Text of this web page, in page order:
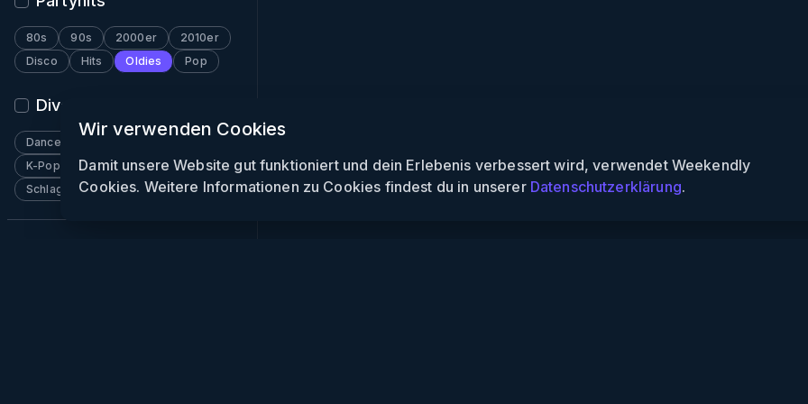
Wir verwenden Cookies
Damit unsere Website gut funktioniert und dein Erlebenis verbessert wird, verwendet Weekendly
Cookies. Weitere Informationen zu Cookies findest du in unserer Datenschutzerklärung.
80s 90s 2000er
2010er
Disco
Hits Oldies Pop
Diverses
Dancehall
K-Pop
Pop Reggae
Rock
Schlager
Soulection Wave